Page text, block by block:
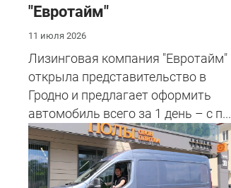
"Евротайм"
11 июля 2026
Лизинговая компания "Евротайм"
открыла представительство в
Гродно и предлагает оформить
автомобиль всего за 1 день – с п...